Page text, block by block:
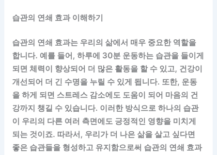
습관의 연쇄 효과 이해하기
습관의 연쇄 효과는 우리의 삶에서 매우 중요한 역할을
합니다. 예를 들어, 하루에 30분 운동하는 습관을 들이게
되면 체력이 향상되어 더 많은 활동을 할 수 있고, 건강이
개선되어 더 긴 수명을 누릴 수 있게 됩니다. 또한, 운동
을 하게 되면 스트레스 감소에도 도움이 되어 마음의 건
강까지 챙길 수 있습니다. 이러한 방식으로 하나의 습관
이 우리의 다른 여러 측면에도 긍정적인 영향을 미치게
되는 것이죠. 따라서, 우리가 더 나은 삶을 살고 싶다면
좋은 습관들을 형성하고 유지함으로써 습관의 연쇄 효과